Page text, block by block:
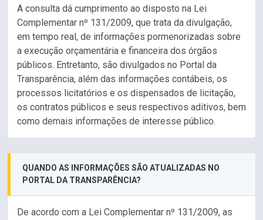
A consulta dá cumprimento ao disposto na Lei
Complementar nº 131/2009, que trata da divulgação,
em tempo real, de informações pormenorizadas sobre
a execução orçamentária e financeira dos órgãos
públicos. Entretanto, são divulgados no Portal da
Transparência, além das informações contábeis, os
processos licitatórios e os dispensados de licitação,
os contratos públicos e seus respectivos aditivos, bem
como demais informações de interesse público.
QUANDO AS INFORMAÇÕES SÃO ATUALIZADAS NO
PORTAL DA TRANSPARÊNCIA?
De acordo com a Lei Complementar nº 131/2009, as